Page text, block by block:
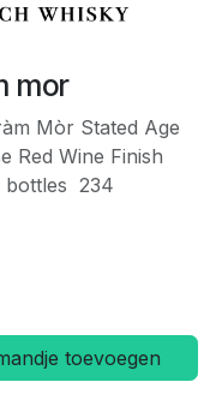
mor
Mòr Stated Age
Red Wine Finish
bottles 234
toevoegen